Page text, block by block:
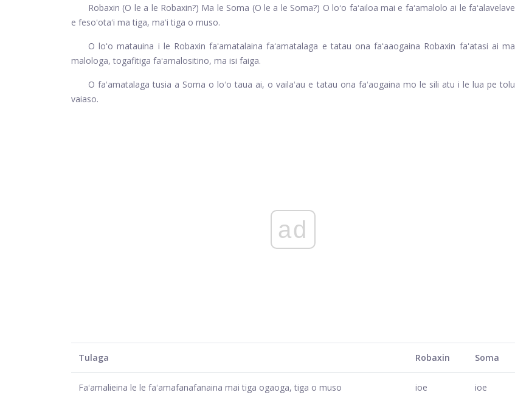
Robaxin (O le a le Robaxin?) Ma le Soma (O le a le Soma?) O loʻo faʻailoa mai e faʻamalolo ai le faʻalavelave
e fesoʻotaʻi ma tiga, maʻi tiga o muso.
O loʻo matauina i le Robaxin faʻamatalaina faʻamatalaga e tatau ona faʻaaogaina Robaxin faʻatasi ai ma
malologa, togafitiga faʻamalositino, ma isi faiga.
O faʻamatalaga tusia a Soma o loʻo taua ai, o vailaʻau e tatau ona faʻaogaina mo le sili atu i le lua pe tolu
vaiaso.
ad
Tulaga Robaxin Soma
Faʻamalieina le le faʻamafanafanaina mai tiga ogaoga, tiga o muso ioe ioe